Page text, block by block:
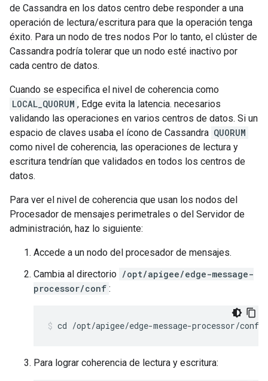
de Cassandra en los datos centro debe responder a una
operación de lectura/escritura para que la operación tenga
éxito. Para un nodo de tres nodos Por lo tanto, el clúster de
Cassandra podría tolerar que un nodo esté inactivo por
cada centro de datos.
Cuando se especifica el nivel de coherencia como
LOCAL_QUORUM , Edge evita la latencia. necesarios
validando las operaciones en varios centros de datos. Si un
espacio de claves usaba el ícono de Cassandra QUORUM
como nivel de coherencia, las operaciones de lectura y
escritura tendrían que validados en todos los centros de
datos.
Para ver el nivel de coherencia que usan los nodos del
Procesador de mensajes perimetrales o del Servidor de
administración, haz lo siguiente:
Accede a un nodo del procesador de mensajes.
Cambia al directorio /opt/apigee/edge-message-
processor/conf :
cd /opt/apigee/edge-message-processor/conf
Para lograr coherencia de lectura y escritura: